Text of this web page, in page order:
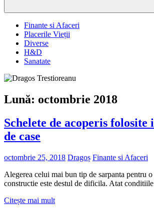
Finante si Afaceri
Placerile Vieții
Diverse
H&D
Sanatate
Lună: octombrie 2018
Schelete de acoperis
de case
octombrie 25, 2018 Dragoș Finante si Afaceri
Alegerea celui mai bun tip de sarpanta pentru o
constructie este destul de dificila. Atat
Citește mai mult